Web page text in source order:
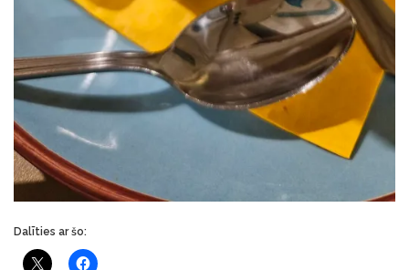
Dalīties ar šo: